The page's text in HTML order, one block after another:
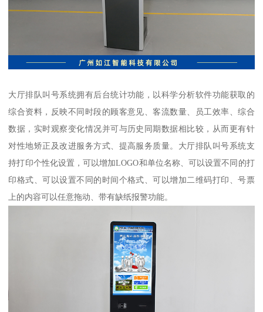
大厅排队叫号系统拥有后台统计功能，以科学分析软件功能获取的
综合资料，反映不同时段的顾客意见、客流数量、员工效率、综合
数据，实时观察变化情况并可与历史同期数据相比较，从而更有针
对性地矫正及改进服务方式、提高服务质量。大厅排队叫号系统支
持打印个性化设置，可以增加LOGO和单位名称、可以设置不同的打
印格式、可以设置不同的时间个格式、可以增加二维码打印、号票
上的内容可以任意拖动、带有缺纸报警功能。